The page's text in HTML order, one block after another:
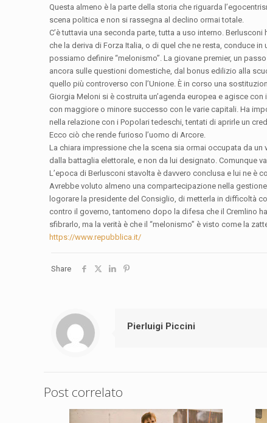
Questa almeno è la parte della storia che riguarda
scena politica e non si rassegna al declino ormai totale.
C’è tuttavia una seconda parte, tutta a uso interno.
che la deriva di Forza Italia, o di quel che ne resta, conduce
possiamo definire “melonismo”. La giovane premier, un
ancora sulle questioni domestiche, dal bonus edilizio alla
quello più controverso con l’Unione. È in corso una
Giorgia Meloni si è costruita un’agenda europea e agisce
con maggiore o minore successo con le varie capitali. Ha
nella relazione con i Popolari tedeschi, tentati di aprirle un
Ecco ciò che rende furioso l’uomo di Arcore.
La chiara impressione che la scena sia ormai occupata da
dalla battaglia elettorale, e non da lui designato. Comunque
L’epoca di Berlusconi stavolta è davvero conclusa e lui ne è
Avrebbe voluto almeno una compartecipazione nella
logorare la presidente del Consiglio, di metterla in difficoltà
contro il governo, tantomeno dopo la difesa che il Cremlino
sfibrarlo, ma la verità è che il “melonismo” è visto come la
https://www.repubblica.it/
Share
Pierluigi Piccini
Post correlato